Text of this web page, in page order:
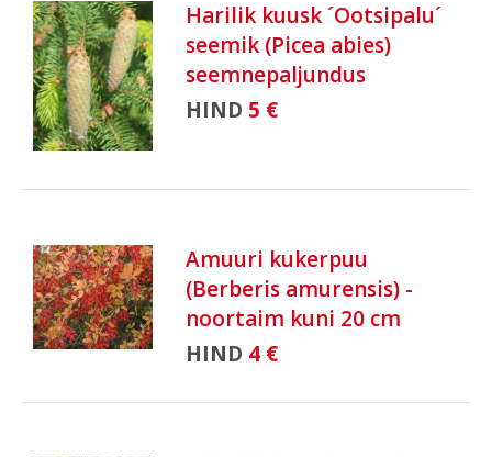
Harilik kuusk ´Ootsipalu´
seemik (Picea abies)
seemnepaljundus
HIND 5 €
Amuuri kukerpuu
(Berberis amurensis) -
noortaim kuni 20 cm
HIND 4 €